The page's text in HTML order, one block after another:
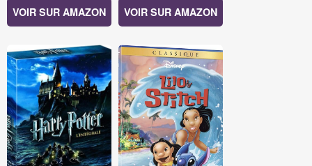
VOIR SUR AMAZON VOIR SUR AMAZON